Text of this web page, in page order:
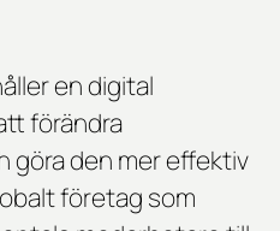
en digital
förändra
göra den mer effektiv
företag som